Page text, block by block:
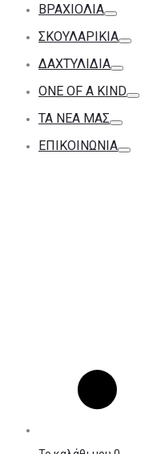
ΒΡΑΧΙΌΛΙΑ
ΣΚΟΥΛΑΡΊΚΙΑ
ΔΑΧΤΥΛΊΔΙΑ
ONE OF A KIND
ΤΑ ΝΕΑ ΜΑΣ
ΕΠΙΚΟΙΝΩΝΊΑ